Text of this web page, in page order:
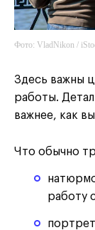
Фото: VladNikon /
Здесь важны
работы.
важнее, как
Что обычно
работу